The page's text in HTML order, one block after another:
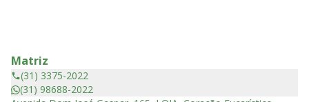
Matriz
(31) 3375-2022
(31) 98688-2022